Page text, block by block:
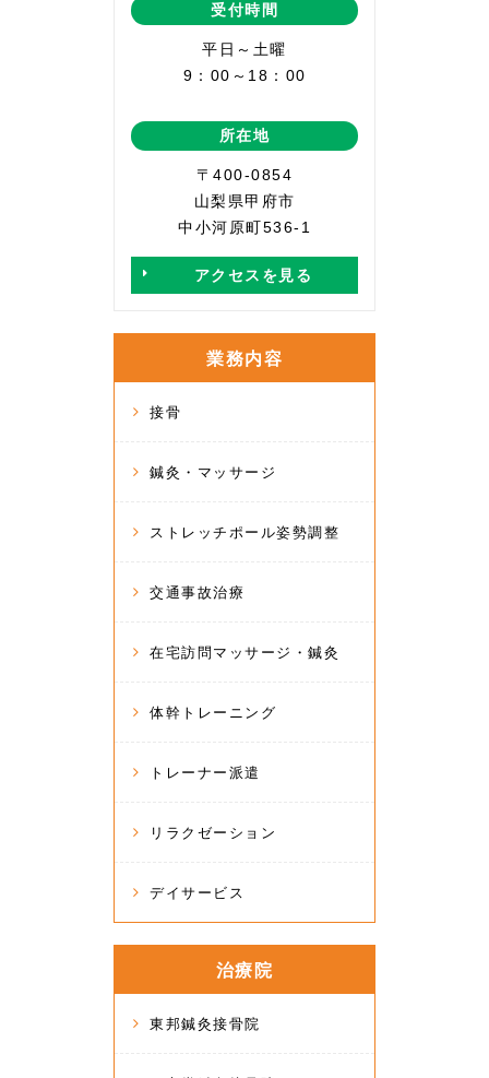
受付時間
平日～土曜
9：00～18：00
所在地
〒400-0854
山梨県甲府市
中小河原町536-1
アクセスを見る
業務内容
接骨
鍼灸・マッサージ
ストレッチポール姿勢調整
交通事故治療
在宅訪問マッサージ・鍼灸
体幹トレーニング
トレーナー派遣
リラクゼーション
デイサービス
治療院
東邦鍼灸接骨院